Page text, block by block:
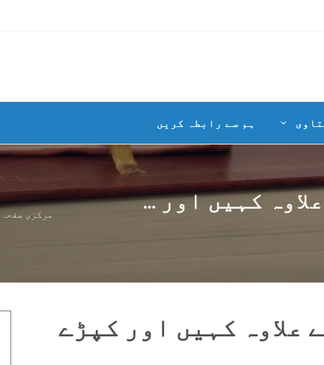
ہم سے رابطہ کریں
کہیں اور ... مرکزی صفحہ
علاوہ کہیں اور کپڑے